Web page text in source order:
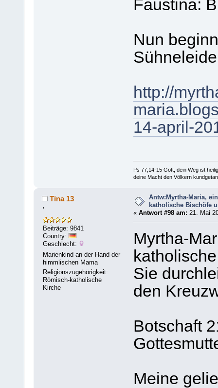
Faustina:
Nun
http://
14-april-
Ps 77,14-15 Gott, dein Weg ist
deine Macht den Völkern
Tina 13
'
Beiträge: 9841
Country:
Geschlecht:
Marienkind an der Hand der
himmlischen Mama
Religionszugehörigkeit:
Römisch-katholische
Kirche
Antw:Myrtha-Maria,
katholische Bischöfe
« Antwort #98 am: 21. Mai
Myrtha-
Sie
den
Botschaft
Meine